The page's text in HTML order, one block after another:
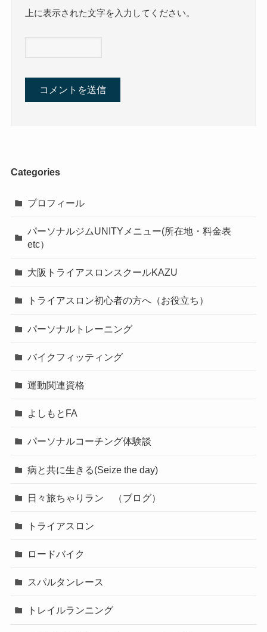
上に表示された文字を入力してください。
Categories
プロフィール
パーソナルジムUNITYメニュー(所在地・料金表
etc）
大阪トライアスロンスクールKAZU
トライアスロン初心者の方へ（お役立ち）
パーソナルトレーニング
バイクフィッティング
運動関連資格
よしもとFA
パーソナルコーチング体験談
病と共に生きる(Seize the day)
日々旅ちゃりラン （ブログ）
トライアスロン
ロードバイク
スパルタンレース
トレイルランニング